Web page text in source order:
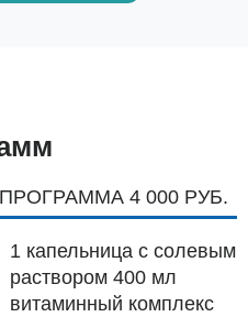
4 000 РУБ.
1 капельница с солевым
раствором 400 мл
витаминный комплекс